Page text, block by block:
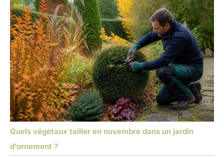
Quels végétaux tailler en novembre dans un jardin
d’ornement ?